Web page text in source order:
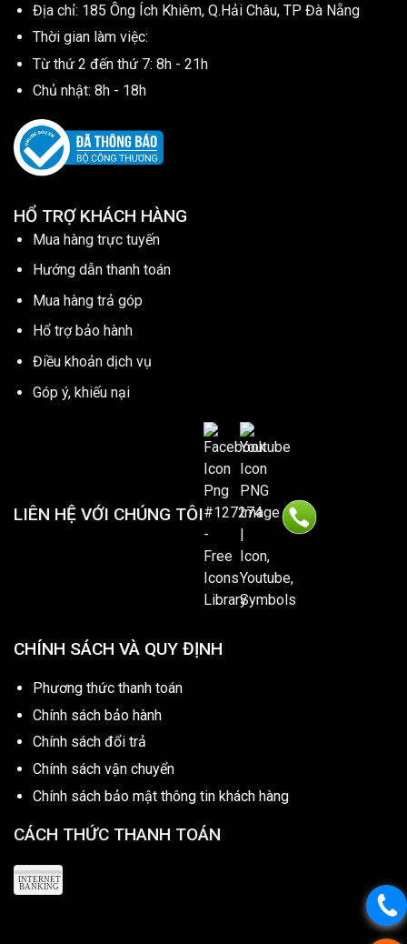
Địa chỉ: 185 Ông Ích Khiêm, Q.Hải Châu, TP Đà Nẵng
Thời gian làm việc:
Từ thứ 2 đến thứ 7: 8h - 21h
Chủ nhật: 8h - 18h
HỔ TRỢ KHÁCH HÀNG
Mua hàng trực tuyến
Hướng dẫn thanh toán
Mua hàng trả góp
Hổ trợ bảo hành
Điều khoản dịch vụ
Góp ý, khiếu nại
LIÊN HỆ VỚI CHÚNG TÔI
CHÍNH SÁCH VÀ QUY ĐỊNH
Phương thức thanh toán
Chính sách bảo hành
Chính sách đổi trả
Chính sách vận chuyển
Chính sách bảo mật thông tin khách hàng
CÁCH THỨC THANH TOÁN